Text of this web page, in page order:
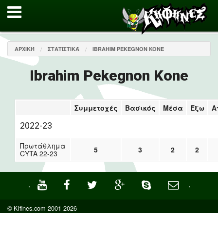
ΑΡΧΙΚΉ ΣΤΑΤΙΣΤΙΚΆ IBRAHIM PEKEGNON KONE
Ibrahim Pekegnon Kone
Συμμετοχές Βασικός Μέσα Έξω
2022-23
Πρωτάθλημα
CYTA 22-23
5 3 2 2
· ·
© Kifines.com 2001-2026